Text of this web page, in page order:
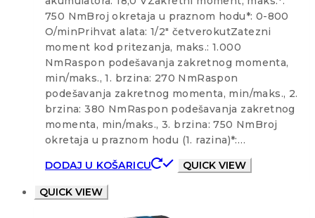
750 NmBroj okretaja u praznom hodu*: 0-800
O/minPrihvat alata: 1/2″ četverokutZatezni
moment kod pritezanja, maks.: 1.000
NmRaspon podešavanja zakretnog momenta,
min/maks., 1. brzina: 270 NmRaspon
podešavanja zakretnog momenta, min/maks., 2.
brzina: 380 NmRaspon podešavanja zakretnog
momenta, min/maks., 3. brzina: 750 NmBroj
okretaja u praznom hodu (1. razina)*:…
DODAJ U KOŠARICU
QUICK VIEW
QUICK VIEW